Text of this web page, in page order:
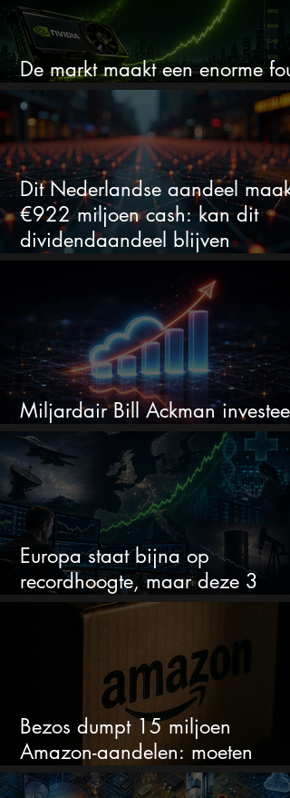
De markt maakt een enorme fout
Dit Nederlandse aandeel maakt
€922 miljoen cash: kan dit
dividendaandeel blijven
verhogen?
Miljardair Bill Ackman investeert
miljarden in dit techaandeel
Europa staat bijna op
recordhoogte, maar deze 3
sectoren vallen nu op
Bezos dumpt 15 miljoen
Amazon-aandelen: moeten
beleggers zich zorgen maken?